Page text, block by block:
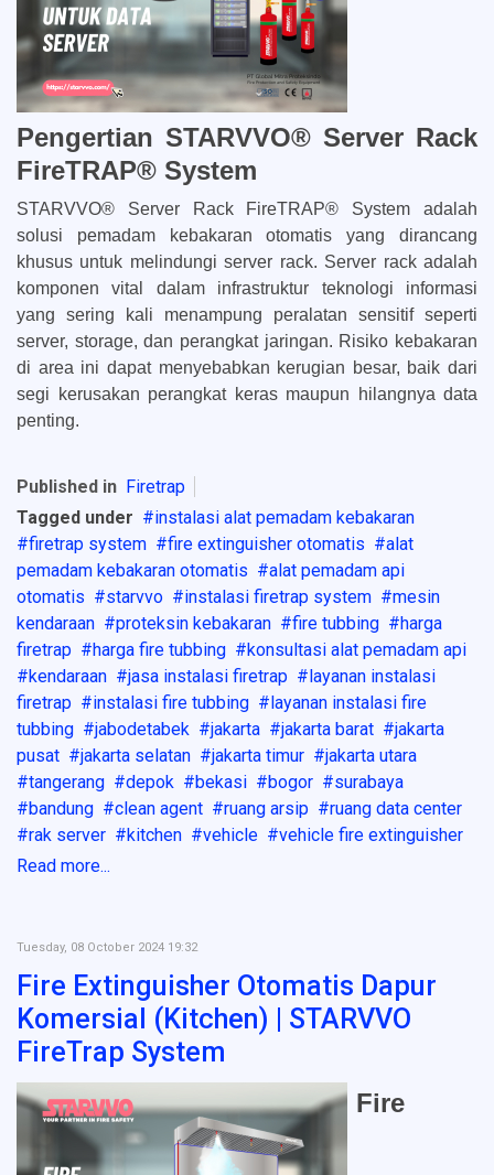
Pengertian STARVVO® Server Rack
FireTRAP® System
STARVVO® Server Rack FireTRAP® System adalah
solusi pemadam kebakaran otomatis yang dirancang
khusus untuk melindungi server rack. Server rack adalah
komponen vital dalam infrastruktur teknologi informasi
yang sering kali menampung peralatan sensitif seperti
server, storage, dan perangkat jaringan. Risiko kebakaran
di area ini dapat menyebabkan kerugian besar, baik dari
segi kerusakan perangkat keras maupun hilangnya data
penting.
Published in Firetrap
Tagged under
instalasi alat pemadam kebakaran
firetrap system
fire extinguisher otomatis
alat
pemadam kebakaran otomatis
alat pemadam api
otomatis
starvvo instalasi firetrap system
mesin
kendaraan
proteksin kebakaran fire tubbing
harga
firetrap
harga fire tubbing
konsultasi alat pemadam api
kendaraan
jasa instalasi firetrap
layanan instalasi
firetrap
instalasi fire tubbing
layanan instalasi fire
tubbing
jabodetabek jakarta jakarta barat
jakarta
pusat
jakarta selatan jakarta timur
jakarta utara
tangerang
depok bekasi bogor
surabaya
bandung
clean agent ruang arsip
ruang data center
rak server
kitchen vehicle
vehicle fire extinguisher
Read more...
Tuesday, 08 October 2024 19:32
Fire Extinguisher Otomatis Dapur
Komersial (Kitchen) | STARVVO
FireTrap System
Fire